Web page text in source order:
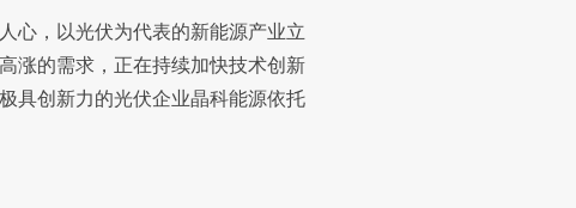
心，以光伏为代表的新能源产业立
涨的需求，正在持续加快技术创新
具创新力的光伏企业晶科能源依托